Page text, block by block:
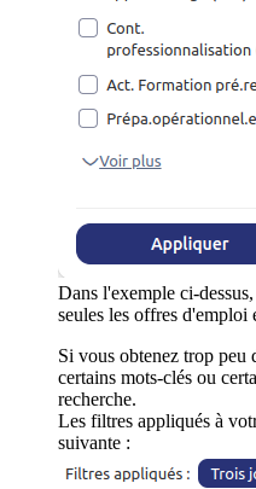
Dans l'exemple ci-
seules les offres d'emploi
Si vous obtenez trop peu
certains mots-clés ou
recherche.
Les filtres appliqués à
suivante :